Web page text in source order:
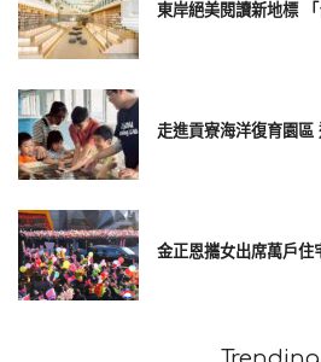
哈利王子的談話是在川普接受《福斯
要求什麼。他們會說自己派兵到阿富
得比較後面，離前線有點距離。」川
如果美國「真的需要」盟國時，這個
東岸絕美閱讀新地標
走進貢寮海洋復育園區
金正恩攜女出席萬戶住